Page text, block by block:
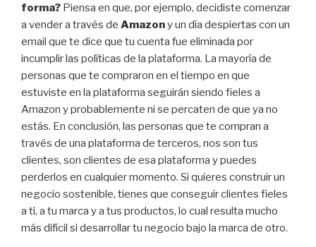
forma? Piensa en que, por ejemplo, decidiste comenzar
a vender a través de Amazony un día despiertas con un
email que te dice que tu cuenta fue eliminada por
incumplir las políticas de la plataforma. La mayoría de
personas que te compraron en el tiempo en que
estuviste en la plataforma seguirán siendo fieles a
Amazon y probablemente ni se percaten de que ya no
estás. En conclusión, las personas que te compran a
través de una plataforma de terceros, nos son tus
clientes, son clientes de esa plataforma y puedes
perderlos en cualquier momento. Si quieres construir un
negocio sostenible, tienes que conseguir clientes fieles
a ti, a tu marca y a tus productos, lo cual resulta mucho
más difícil si desarrollar tu negocio bajo la marca de otro.